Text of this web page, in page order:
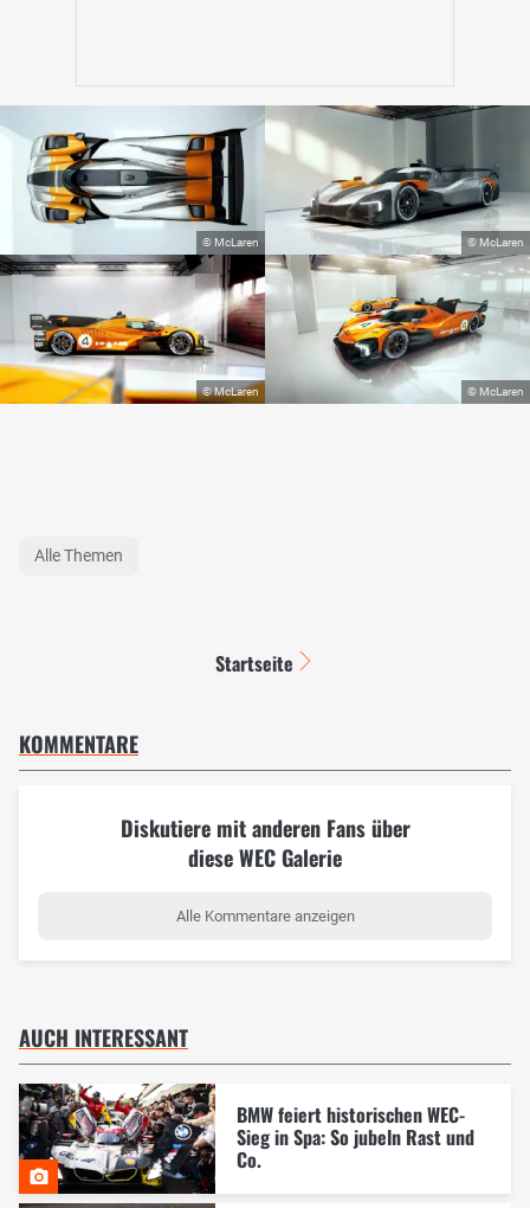
Alle Themen
Startseite
KOMMENTARE
Diskutiere mit anderen Fans über
diese WEC Galerie
Alle Kommentare anzeigen
AUCH INTERESSANT
BMW feiert historischen WEC-
Sieg in Spa: So jubeln Rast und
Co.